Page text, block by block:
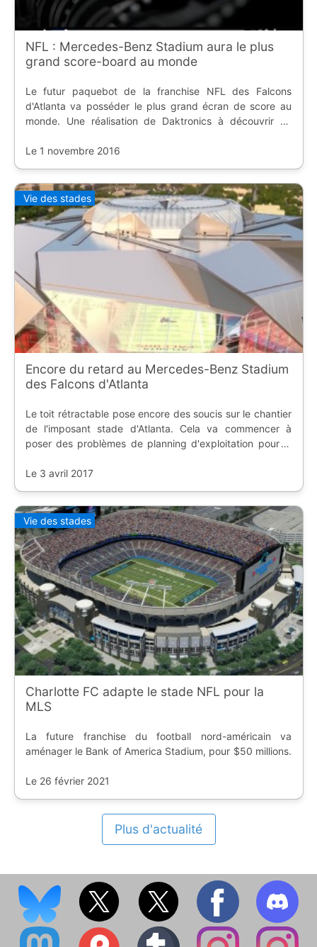
NFL : Mercedes-Benz Stadium aura le plus
grand score-board au monde
Le futur paquebot de la franchise NFL des Falcons
d'Atlanta va posséder le plus grand écran de score au
monde. Une réalisation de Daktronics à découvrir en
Le 1 novembre 2016
Vie des stades
Encore du retard au Mercedes-Benz Stadium
des Falcons d'Atlanta
Le toit rétractable pose encore des soucis sur le chantier
de l'imposant stade d'Atlanta. Cela va commencer à
poser des problèmes de planning d'exploitation pour la
Le 3 avril 2017
Vie des stades
Charlotte FC adapte le stade NFL pour la
MLS
La future franchise du football nord-américain va
aménager le Bank of America Stadium, pour $50 millions.
Le 26 février 2021
Plus d'actualité